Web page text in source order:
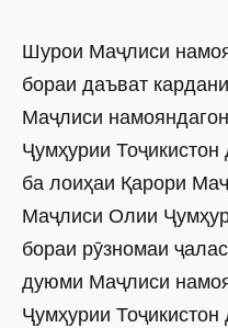
Шурои Маҷлиси
бораи даъват
Маҷлиси
Ҷумҳурии
ба лоиҳаи Қарори
Маҷлиси Олии
бораи рӯзномаи
дуюми Маҷлиси
Ҷумҳурии